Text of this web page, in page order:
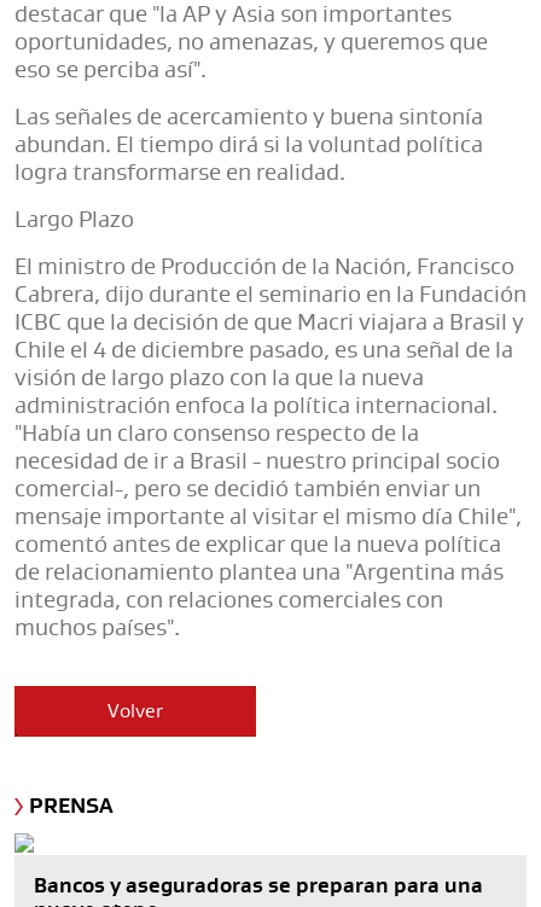
destacar que "la AP y Asia son importantes
oportunidades, no amenazas, y queremos que
eso se perciba así".
Las señales de acercamiento y buena sintonía
abundan. El tiempo dirá si la voluntad política
logra transformarse en realidad.
Largo Plazo
El ministro de Producción de la Nación, Francisco
Cabrera, dijo durante el seminario en la Fundación
ICBC que la decisión de que Macri viajara a Brasil y
Chile el 4 de diciembre pasado, es una señal de la
visión de largo plazo con la que la nueva
administración enfoca la política internacional.
"Había un claro consenso respecto de la
necesidad de ir a Brasil - nuestro principal socio
comercial-, pero se decidió también enviar un
mensaje importante al visitar el mismo día Chile",
comentó antes de explicar que la nueva política
de relacionamiento plantea una "Argentina más
integrada, con relaciones comerciales con
muchos países".
Volver
PRENSA
Bancos y aseguradoras se preparan para una